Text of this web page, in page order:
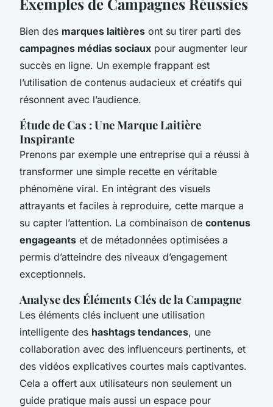
Bien des marques laitières ont su tirer parti des
campagnes médias sociaux pour augmenter leur
succès en ligne. Un exemple frappant est
l’utilisation de contenus audacieux et créatifs qui
résonnent avec l’audience.
Étude de Cas : Une Marque Laitière
Inspirante
Prenons par exemple une entreprise qui a réussi à
transformer une simple recette en véritable
phénomène viral. En intégrant des visuels
attrayants et faciles à reproduire, cette marque a
su capter l’attention. La combinaison de contenus
engageants et de métadonnées optimisées a
permis d’atteindre des niveaux d’engagement
exceptionnels.
Analyse des Éléments Clés de la Campagne
Les éléments clés incluent une utilisation
intelligente des hashtags tendances, une
collaboration avec des influenceurs pertinents, et
des vidéos explicatives courtes mais captivantes.
Cela a offert aux utilisateurs non seulement un
guide pratique mais aussi un espace pour